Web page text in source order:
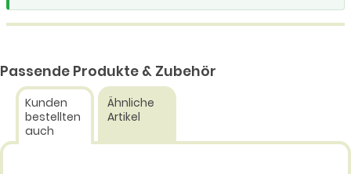
Passende Produkte & Zubehör
Kunden
bestellten
auch
Ähnliche
Artikel